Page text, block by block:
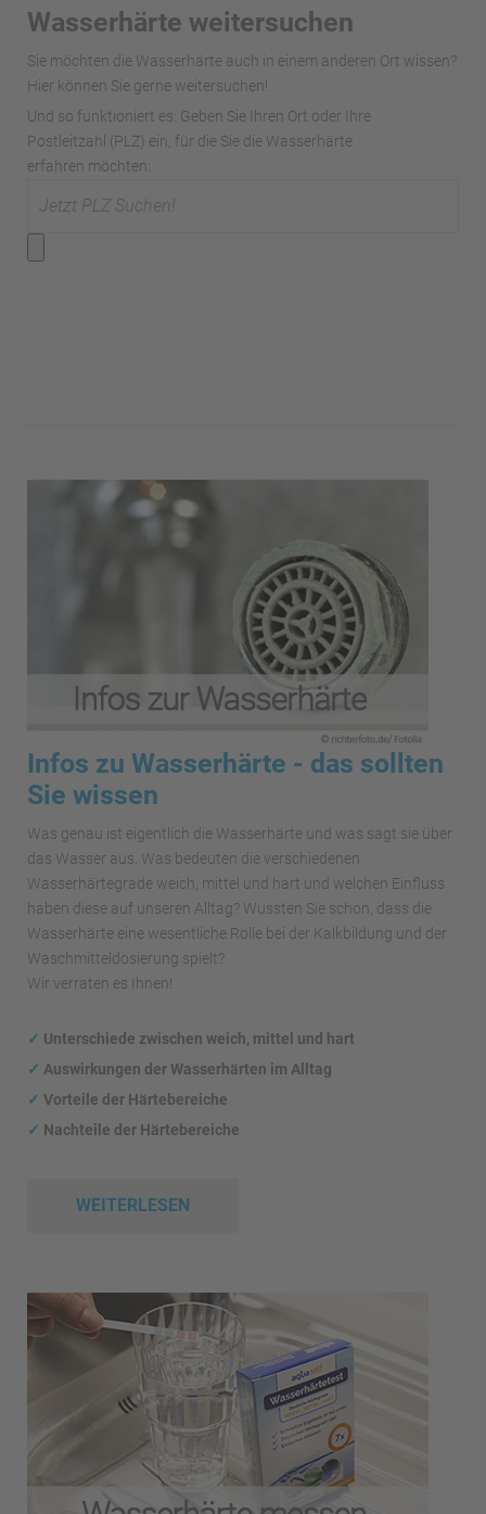
Wasserhärte weitersuchen
Sie möchten die Wasserhärte auch in einem anderen Ort wissen?
Hier können Sie gerne weitersuchen!
Und so funktioniert es: Geben Sie Ihren Ort oder Ihre
Postleitzahl (PLZ) ein, für die Sie die Wasserhärte
erfahren möchten:
Infos zu Wasserhärte - das sollten
Sie wissen
Was genau ist eigentlich die Wasserhärte und was sagt sie über
das Wasser aus. Was bedeuten die verschiedenen
Wasserhärtegrade weich, mittel und hart und welchen Einfluss
haben diese auf unseren Alltag? Wussten Sie schon, dass die
Wasserhärte eine wesentliche Rolle bei der Kalkbildung und der
Waschmitteldosierung spielt?
Wir verraten es Ihnen!
✓ Unterschiede zwischen weich, mittel und hart
✓ Auswirkungen der Wasserhärten im Alltag
✓ Vorteile der Härtebereiche
✓ Nachteile der Härtebereiche
WEITERLESEN